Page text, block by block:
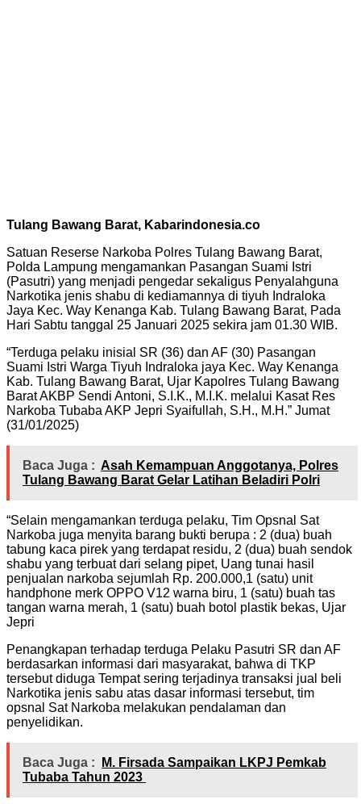
Tulang Bawang Barat, Kabarindonesia.co
Satuan Reserse Narkoba Polres Tulang Bawang Barat,
Polda Lampung mengamankan Pasangan Suami Istri
(Pasutri) yang menjadi pengedar sekaligus Penyalahguna
Narkotika jenis shabu di kediamannya di tiyuh Indraloka
Jaya Kec. Way Kenanga Kab. Tulang Bawang Barat, Pada
Hari Sabtu tanggal 25 Januari 2025 sekira jam 01.30 WIB.
“Terduga pelaku inisial SR (36) dan AF (30) Pasangan
Suami Istri Warga Tiyuh Indraloka jaya Kec. Way Kenanga
Kab. Tulang Bawang Barat, Ujar Kapolres Tulang Bawang
Barat AKBP Sendi Antoni, S.I.K., M.I.K. melalui Kasat Res
Narkoba Tubaba AKP Jepri Syaifullah, S.H., M.H.” Jumat
(31/01/2025)
Baca Juga : Asah Kemampuan Anggotanya, Polres
Tulang Bawang Barat Gelar Latihan Beladiri Polri
“Selain mengamankan terduga pelaku, Tim Opsnal Sat
Narkoba juga menyita barang bukti berupa : 2 (dua) buah
tabung kaca pirek yang terdapat residu, 2 (dua) buah sendok
shabu yang terbuat dari selang pipet, Uang tunai hasil
penjualan narkoba sejumlah Rp. 200.000,1 (satu) unit
handphone merk OPPO V12 warna biru, 1 (satu) buah tas
tangan warna merah, 1 (satu) buah botol plastik bekas, Ujar
Jepri
Penangkapan terhadap terduga Pelaku Pasutri SR dan AF
berdasarkan informasi dari masyarakat, bahwa di TKP
tersebut diduga Tempat sering terjadinya transaksi jual beli
Narkotika jenis sabu atas dasar informasi tersebut, tim
opsnal Sat Narkoba melakukan pendalaman dan
penyelidikan.
Baca Juga :
M. Firsada Sampaikan LKPJ Pemkab
Tubaba Tahun 2023